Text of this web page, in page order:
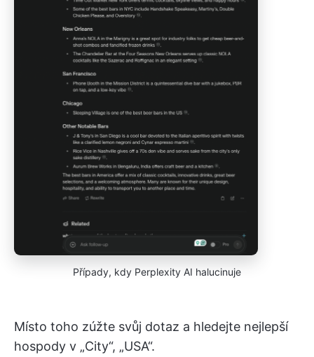
Případy, kdy Perplexity AI halucinuje
Místo toho zúžte svůj dotaz a hledejte nejlepší
hospody v „City“, „USA“.